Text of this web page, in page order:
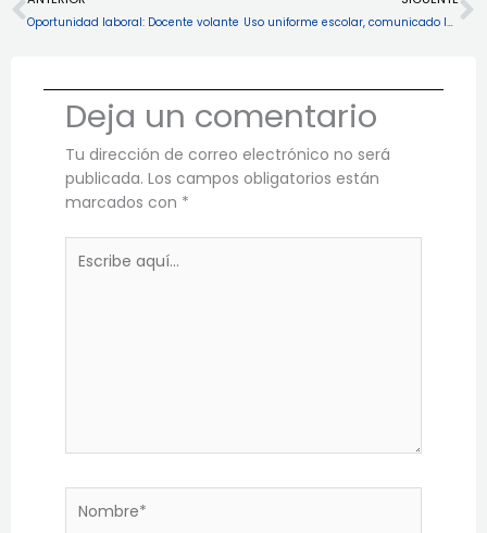
Oportunidad laboral: Docente volante Uso uniforme escolar, comunicado Inspectoría General
Deja un comentario
Tu dirección de correo electrónico no será
publicada. Los campos obligatorios están
marcados con *
aquí...